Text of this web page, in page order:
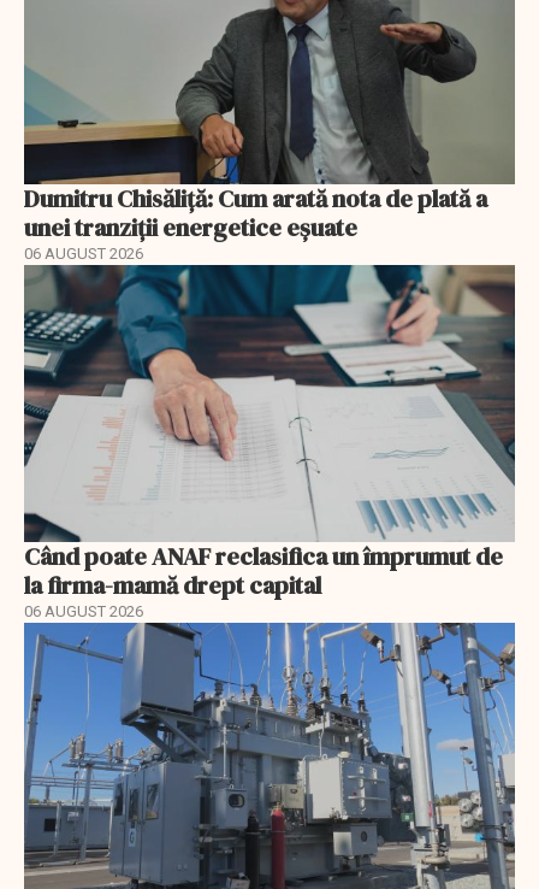
Dumitru Chisăliță: Cum arată nota de plată a
unei tranziții energetice eșuate
06 AUGUST 2026
Când poate ANAF reclasifica un împrumut de
la firma-mamă drept capital
06 AUGUST 2026